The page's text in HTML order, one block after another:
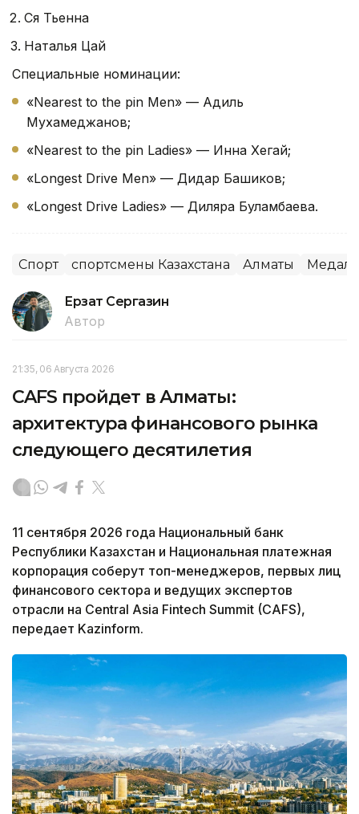
Ся Тьенна
Наталья Цай
Специальные номинации:
«Nearest to the pin Men» — Адиль
Мухамеджанов;
«Nearest to the pin Ladies» — Инна Хегай;
«Longest Drive Men» — Дидар Башиков;
«Longest Drive Ladies» — Диляра Буламбаева.
Спорт спортсмены Казахстана Алматы Медаль
Ерзат Сергазин
Автор
21:35, 06 Августа 2026
CAFS пройдет в Алматы:
архитектура финансового рынка
следующего десятилетия
11 сентября 2026 года Национальный банк
Республики Казахстан и Национальная платежная
корпорация соберут топ-менеджеров, первых лиц
финансового сектора и ведущих экспертов
отрасли на Central Asia Fintech Summit (CAFS),
передает Kazinform.